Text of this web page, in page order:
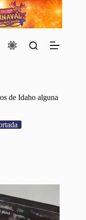
de Idaho alguna